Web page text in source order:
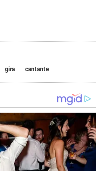
gira cantante